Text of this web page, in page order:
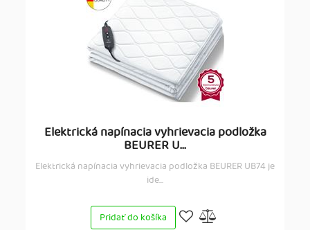
Elektrická napínacia vyhrievacia podložka
BEURER U...
Elektrická napínacia vyhrievacia podložka BEURER UB74 je
ide...
Pridať do košíka